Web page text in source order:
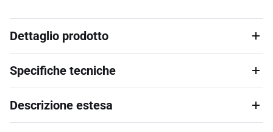
Dettaglio prodotto
Specifiche tecniche
Descrizione estesa